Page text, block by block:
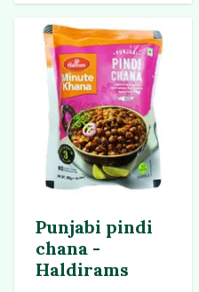
Punjabi pindi
chana -
Haldirams